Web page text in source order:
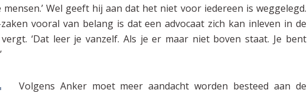
Wel geeft hij aan dat het niet voor iedereen is weggelegd.
vooral van belang is dat een advocaat zich kan inleven in de
‘Dat leer je vanzelf. Als je er maar niet boven staat. Je bent
Volgens Anker moet meer aandacht worden besteed aan de